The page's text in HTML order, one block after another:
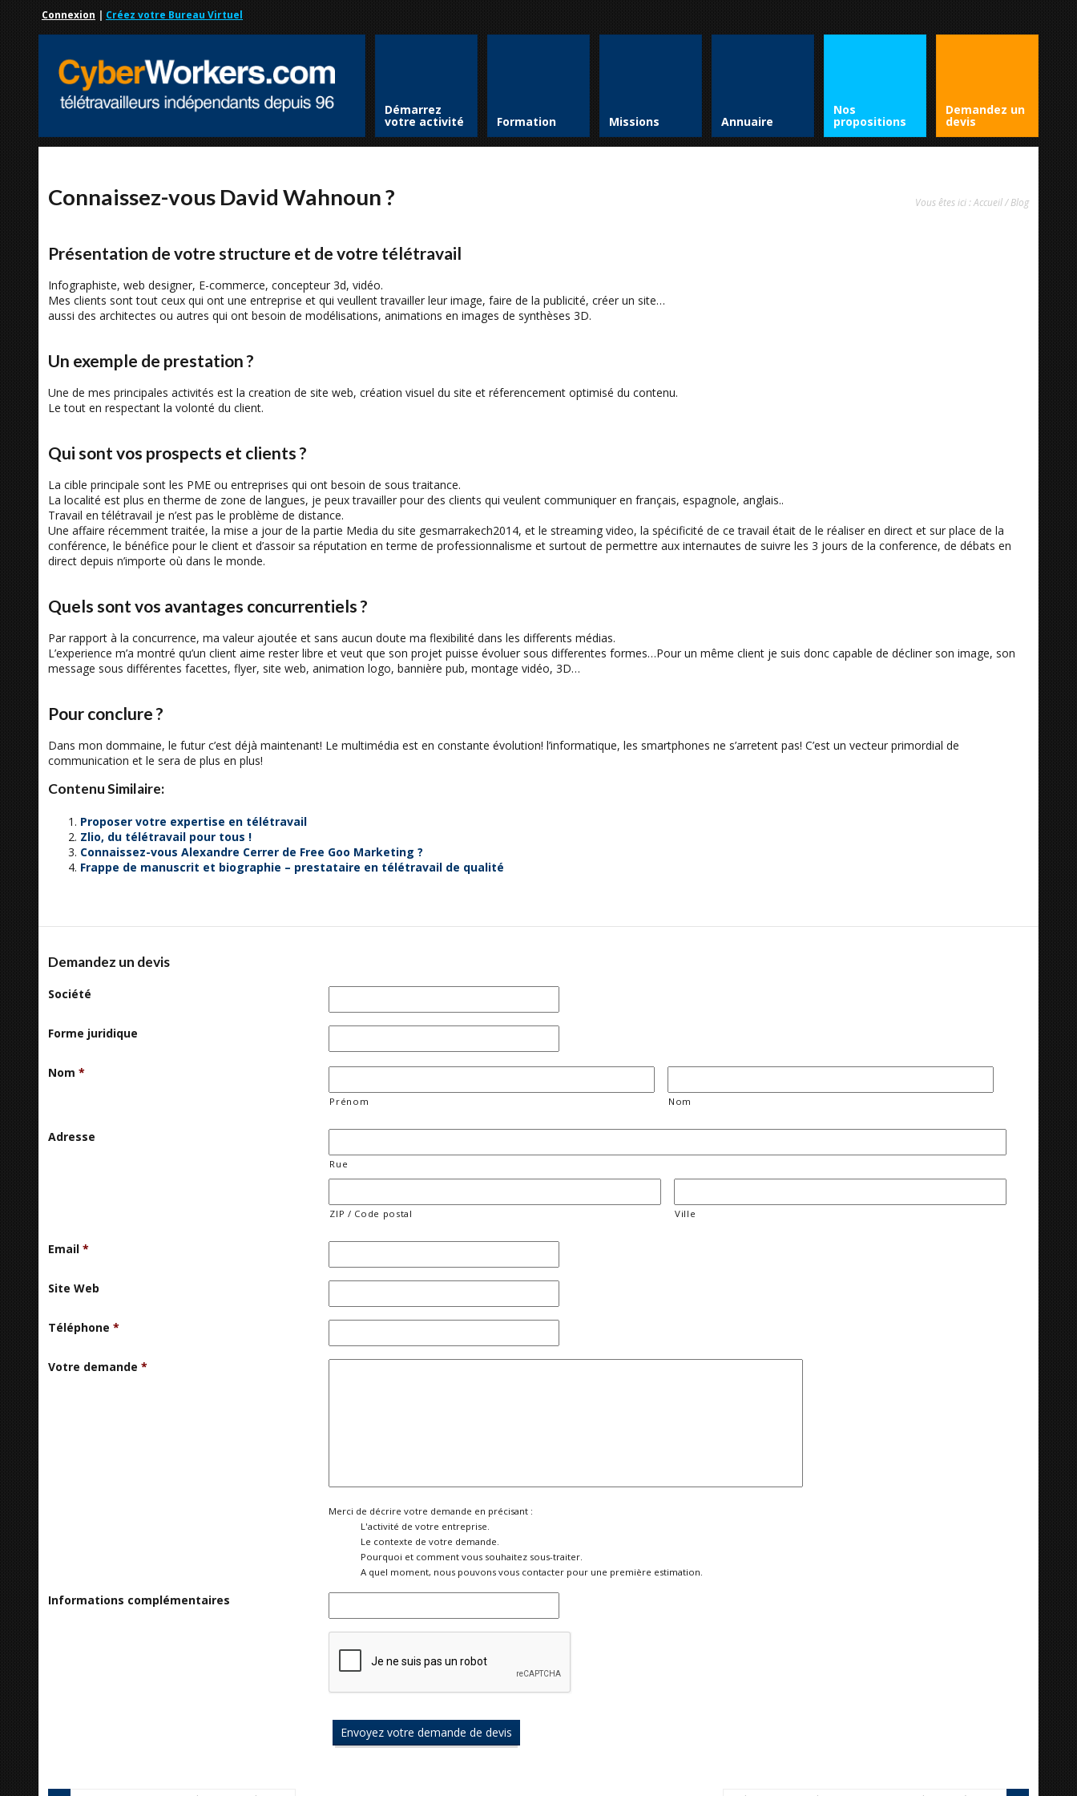
Connexion | Créez votre Bureau Virtuel
Démarrez
votre activité Formation Missions Annuaire
Nos
propositions
Demandez un
devis
Connaissez-vous David Wahnoun ? Vous êtes ici :Accueil/Blog
Présentation de votre structure et de votre télétravail
Infographiste, web designer, E-commerce, concepteur 3d, vidéo.
Mes clients sont tout ceux qui ont une entreprise et qui veullent travailler leur image, faire de la publicité, créer un site…
aussi des architectes ou autres qui ont besoin de modélisations, animations en images de synthèses 3D.
Un exemple de prestation ?
Une de mes principales activités est la creation de site web, création visuel du site et réferencement optimisé du contenu.
Le tout en respectant la volonté du client.
Qui sont vos prospects et clients ?
La cible principale sont les PME ou entreprises qui ont besoin de sous traitance.
La localité est plus en therme de zone de langues, je peux travailler pour des clients qui veulent communiquer en français, espagnole, anglais..
Travail en télétravail je n’est pas le problème de distance.
Une affaire récemment traitée, la mise a jour de la partie Media du site gesmarrakech2014, et le streaming video, la spécificité de ce travail était de le réaliser en direct et sur place de la
conférence, le bénéfice pour le client et d’assoir sa réputation en terme de professionnalisme et surtout de permettre aux internautes de suivre les 3 jours de la conference, de débats en
direct depuis n’importe où dans le monde.
Quels sont vos avantages concurrentiels ?
Par rapport à la concurrence, ma valeur ajoutée et sans aucun doute ma flexibilité dans les differents médias.
L’experience m’a montré qu’un client aime rester libre et veut que son projet puisse évoluer sous differentes formes…Pour un même client je suis donc capable de décliner son image, son
message sous différentes facettes, flyer, site web, animation logo, bannière pub, montage vidéo, 3D…
Pour conclure ?
Dans mon dommaine, le futur c’est déjà maintenant! Le multimédia est en constante évolution! l’informatique, les smartphones ne s’arretent pas! C’est un vecteur primordial de
communication et le sera de plus en plus!
Contenu Similaire:
Proposer votre expertise en télétravail
Zlio, du télétravail pour tous !
Connaissez-vous Alexandre Cerrer de Free Goo Marketing ?
Frappe de manuscrit et biographie – prestataire en télétravail de qualité
Demandez un devis
Société
Forme juridique
Nom *
Prénom Nom
Adresse
Rue
ZIP / Code postal Ville
Email *
Site Web
Téléphone *
Votre demande *
Merci de décrire votre demande en précisant :
L'activité de votre entreprise.
Le contexte de votre demande.
Pourquoi et comment vous souhaitez sous-traiter.
A quel moment, nous pouvons vous contacter pour une première estimation.
Informations complémentaires